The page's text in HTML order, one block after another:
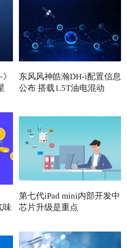
东风风神皓瀚DH-i配置信息
公布 搭载1.5T油电混动
味
第七代iPad mini内部开发中
芯片升级是重点